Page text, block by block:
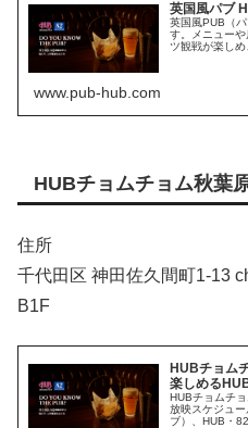
英国風パブ
英国風PUB（
す。メニュー
ツ観戦が楽し
www.pub-hub.com
HUBチョムチョム秋葉
住所
千代田区 神田佐久間町1-13
B1F
HUBチョム
楽しめる
HUBチョムチ
放映スケジュ
ブ）、HUB・